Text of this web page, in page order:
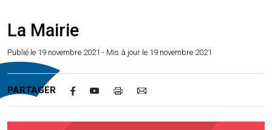
La Mairie
Publié le 19 novembre 2021 - Mis à jour le 19 novembre 2021
PARTAGER